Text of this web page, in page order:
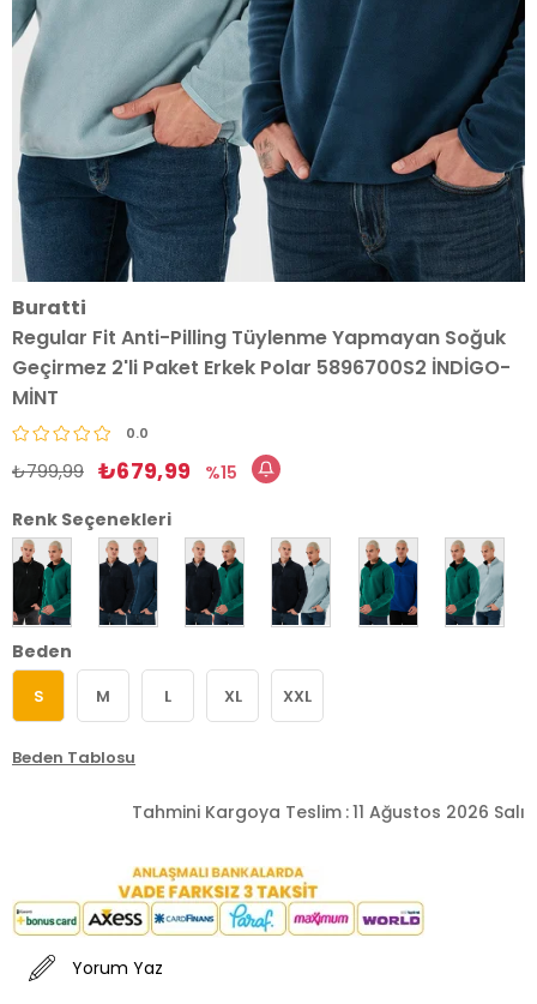
Buratti
Regular Fit Anti-Pilling Tüylenme Yapmayan Soğuk
Geçirmez 2'li Paket Erkek Polar 5896700S2 İNDİGO-
MİNT
0.0
₺799,99 ₺679,99
15
Renk Seçenekleri
Beden
S M L XL XXL
Beden Tablosu
Tahmini Kargoya Teslim :11 Ağustos 2026 Salı
Yorum Yaz